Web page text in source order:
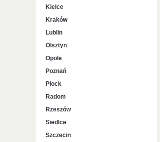
Kielce
Kraków
Lublin
Olsztyn
Opole
Poznań
Płock
Radom
Rzeszów
Siedlce
Szczecin